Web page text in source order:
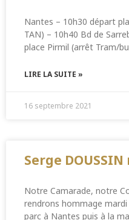
Nantes – 10h30 départ
TAN) – 10h40 Bd de
place Pirmil (arrêt Tram/
LIRE LA SUITE »
16 septembre 2021
Serge
Notre Camarade, notre
rendrons hommage
parc à Nantes puis à la